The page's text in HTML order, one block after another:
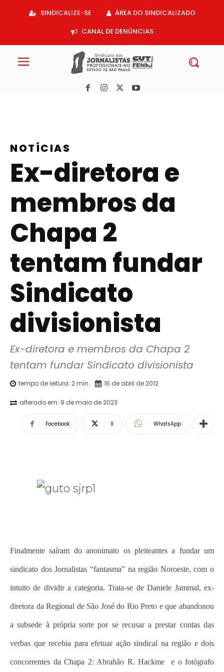
SINDICALIZE-SE
ÁREA DO SINDICALIZADO
CANAL DE DENÚNCIAS
NOTÍCIAS
Ex-diretora e
membros da
Chapa 2
tentam fundar
Sindicato
divisionista
Ex-diretora e membros da Chapa 2
tentam fundar Sindicato divisionista
tempo de leitura: 2min. 16 de abril de 2012
alterado em: 9 de maio de 2023
Facebook X WhatsApp
Finalmente saíram do anonimato os pleiteantes a fundar um
sindicato dos Jornalistas “fantasma” na região Noroeste, com o
intuito de dividir a categoria. Trata-se de Daniele Jammal, ex-
diretora da Regional de São José do Rio Preto e que abandonou
a subsede à própria sorte por se recusar a prestar contas das
verbas que recebia para efetuar ação sindical na região e dois
concorrentes da Chapa 2: Abrahão R. Hackme e o fotógrafo